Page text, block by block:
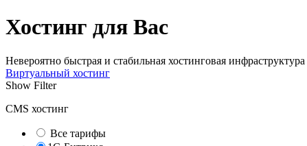
Хостинг для Вас
Невероятно быстрая и стабильная хостинговая инфраструктура
Виртуальный хостинг
Show Filter
CMS хостинг
Все тарифы